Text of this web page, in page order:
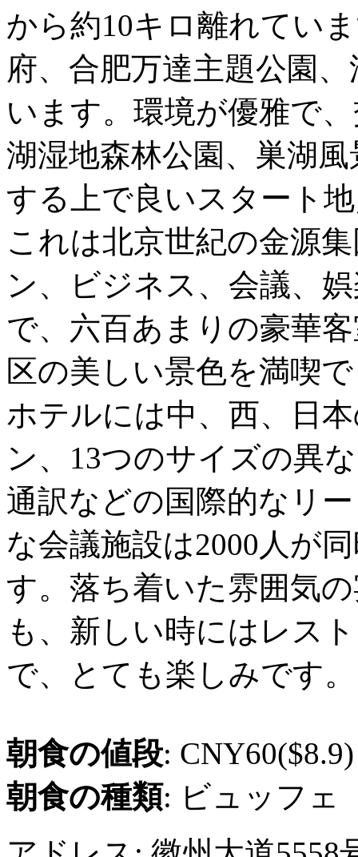
から約10キロ離れてい
府、合肥万達主題公園
います。環境が優雅で
湖湿地森林公園、巣湖
する上で良いスタート
これは北京世紀の金源
ン、ビジネス、会議、
で、六百あまりの豪華
区の美しい景色を満喫
ホテルには中、西、日
ン、13つのサイズの異
通訳などの国際的なリ
な会議施設は2000人が
す。落ち着いた雰囲気
も、新しい時にはレス
で、とても楽しみです。
朝食の値段:
朝食の種類: ビュッフェ